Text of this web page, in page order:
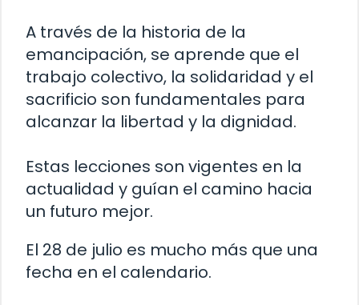
A través de la historia de la
emancipación, se aprende que el
trabajo colectivo, la solidaridad y el
sacrificio son fundamentales para
alcanzar la libertad y la dignidad.
Estas lecciones son vigentes en la
actualidad y guían el camino hacia
un futuro mejor.
El 28 de julio es mucho más que una
fecha en el calendario.